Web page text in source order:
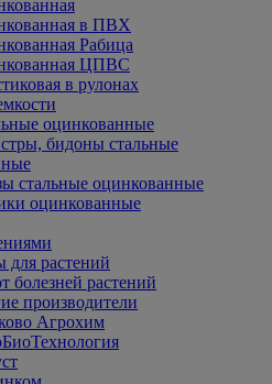
в ПВХ
Рабица
ЦПВС
в рулонах
оцинкованные
бидоны стальные
стальные оцинкованные
оцинкованные
для растений
болезней растений
производители
Агрохим